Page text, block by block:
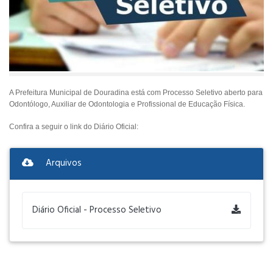
A Prefeitura Municipal de Douradina está com Processo Seletivo aberto para
Odontólogo, Auxiliar de Odontologia e Profissional de Educação Física.
Confira a seguir o link do Diário Oficial:
Arquivos
Diário Oficial - Processo Seletivo